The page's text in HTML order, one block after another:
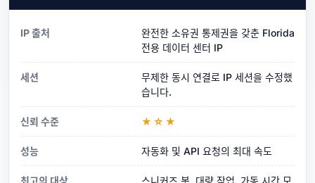
IP 출처
완전한 소유권 통제권을 갖춘 Florida
전용 데이터 센터 IP
세션
무제한 동시 연결로 IP 세션을 수정했
습니다.
신뢰 수준 ★☆★
성능 자동화 및 API 요청의 최대 속도
최고의 대상
스니커즈 봇, 대량 작업, 가동 시간 모